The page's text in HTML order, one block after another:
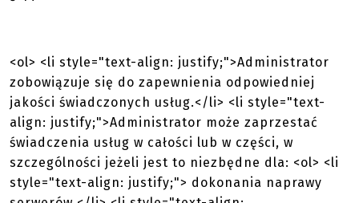
<ol> <li style="text-align: justify;">Administrator
zobowiązuje się do zapewnienia odpowiedniej
jakości świadczonych usług.</li> <li style="text-
align: justify;">Administrator może zaprzestać
świadczenia usług w całości lub w części, w
szczególności jeżeli jest to niezbędne dla: <ol> <li
style="text-align: justify;"> dokonania naprawy